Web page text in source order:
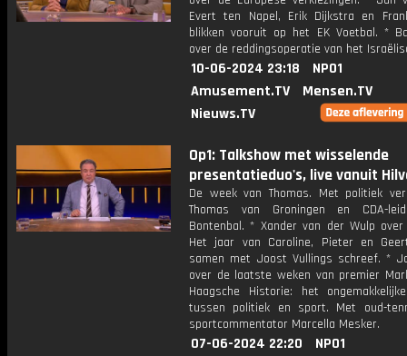
Evert ten Napel, Erik Dijkstra en
blikken vooruit op het EK Voetbal. *
over de reddingsoperatie van het
10-06-2024 23:18
NPO1
Amusement.TV
Mensen.TV
Nieuws.TV
Op1: Talkshow met wisselende
presentatieduo's, live vanuit
De week van Thomas. Met politiek
Thomas van Groningen en CDA-
Bontenbal. * Xander van der Wulp
Het jaar van Caroline, Pieter en
samen met Joost Vullings schreef. *
over de laatste weken van premier
Haagsche Historie: het
tussen politiek en sport. Met oud-
sportcommentator Marcella Mesker.
07-06-2024 22:20
NPO1